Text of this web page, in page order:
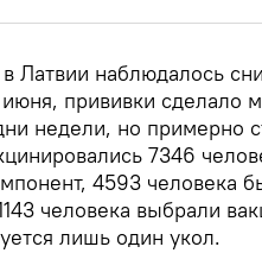
Латвии наблюдалось
прививки сделало
недели, но примерно
7346
4593 человека
человека выбрали
лишь один укол.